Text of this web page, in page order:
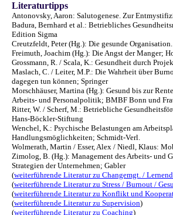
Literaturtipps
Antonovsky, Aaron: Salutogenese. Zur
Badura, Bernhard et al.: Betriebliches
Edition Sigma
Creutzfeldt, Peter (Hg.): Die gesunde
Freimuth, Joachim (Hg.): Die Angst der Manger;
Grossmann, R. / Scala, K.: Gesundheit durch
Maslach, C. / Leiter, M.P.: Die Wahrheit über
dagegen tun können; Springer
Morschhäuser, Martina (Hg.): Gesund bis zur
Arbeits- und Personalpolitik; BMBF Bonn und
Ritter, W. / Scherf, M.: Betriebliche
Hans-Böckler-Stiftung
Wenchel, K.: Psychische Belastungen am
Handlungsmöglichkeiten; Schmidt-Verl.
Wolmerath, Martin / Esser, Alex / Niedl, Klaus:
Zimolog, B. (Hg.): Management des Arbeits- und
Strategien der Unternehmen; Gabler
(weiterführende Literatur zu Changemgt. /
(weiterführende Literatur zu Stress / Burnout /
(weiterführende Literatur zu Konflikt und
(weiterführende Literatur zu Supervision)
(weiterführende Literatur zu Coaching)